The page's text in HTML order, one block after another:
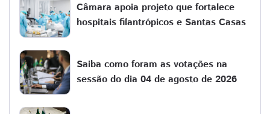
Câmara apoia projeto que fortalece
hospitais filantrópicos e Santas Casas
Saiba como foram as votações na
sessão do dia 04 de agosto de 2026